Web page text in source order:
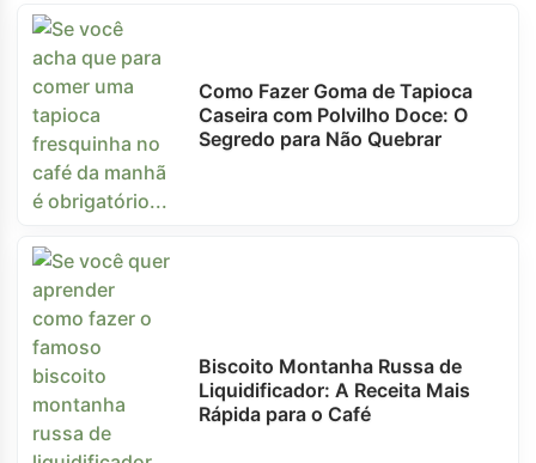
Como Fazer Goma de Tapioca
Caseira com Polvilho Doce: O
Segredo para Não Quebrar
Biscoito Montanha Russa de
Liquidificador: A Receita Mais
Rápida para o Café